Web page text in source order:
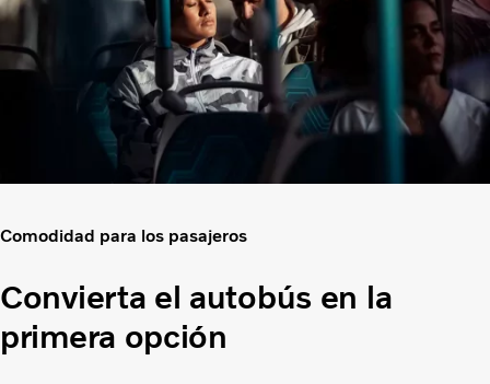
Comodidad para los pasajeros
Convierta el autobús en la
primera opción